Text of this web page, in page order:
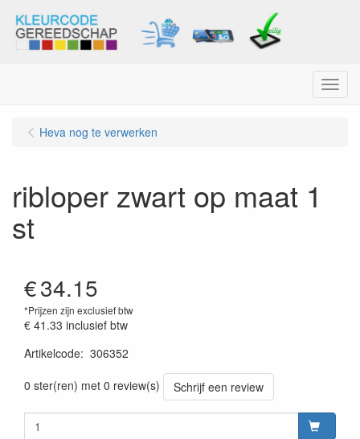
Menu
Heva nog te verwerken
ribloper zwart op maat 1
st
€34.15
*Prijzen zijn exclusief btw
€ 41.33 inclusief btw
Artikelcode: 306352
0 ster(ren) met 0 review(s)
Schrijf een review